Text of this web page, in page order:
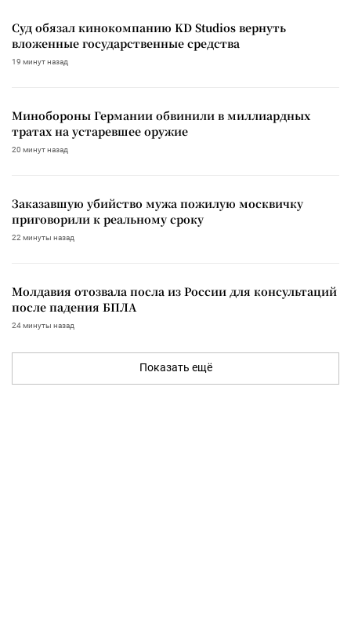
Суд обязал кинокомпанию KD Studios вернуть
вложенные государственные средства
19 минут назад
Минобороны Германии обвинили в миллиардных
тратах на устаревшее оружие
20 минут назад
Заказавшую убийство мужа пожилую москвичку
приговорили к реальному сроку
22 минуты назад
Молдавия отозвала посла из России для консультаций
после падения БПЛА
24 минуты назад
Показать ещё